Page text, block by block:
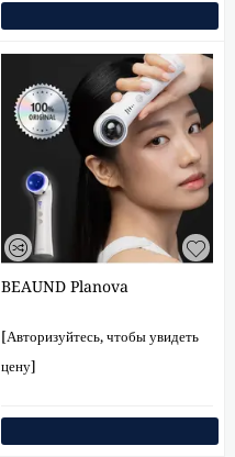
BEAUND Planova
[Авторизуйтесь, чтобы увидеть
цену]